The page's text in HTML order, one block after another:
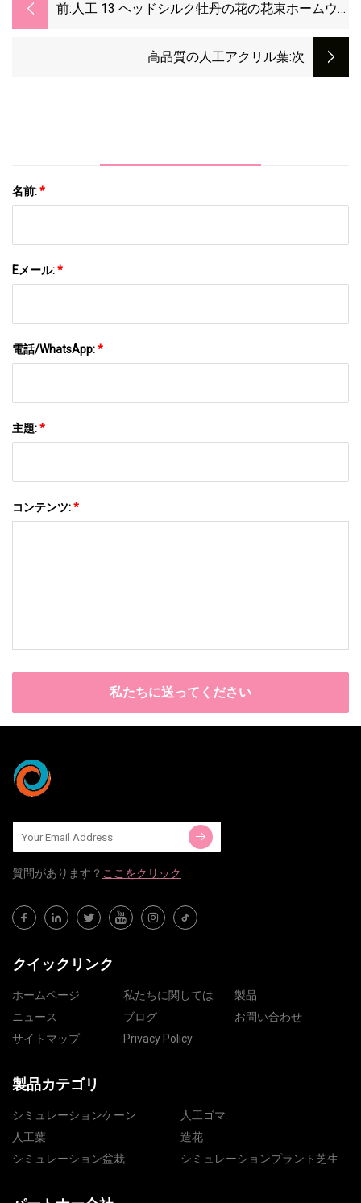
前:人工 13 ヘッドシルク牡丹の花の花束ホームウ
高品質の人工アクリル葉:次
名前:*
Eメール:*
電話/WhatsApp:*
主題:*
コンテンツ:*
私たちに送ってください
質問​​があります？ ここをクリック
クイックリンク
ホームページ 私たちに関しては
製品
ニュース
ブログ
お問い合わせ
サイトマップ
Privacy Policy
製品カテゴリ
シミュレーションケーン
人工ゴマ
人工葉
造花
シミュレーション盆栽
シミュレーションプラント芝生